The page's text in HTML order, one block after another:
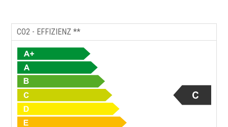
CO2 - EFFIZIENZ **